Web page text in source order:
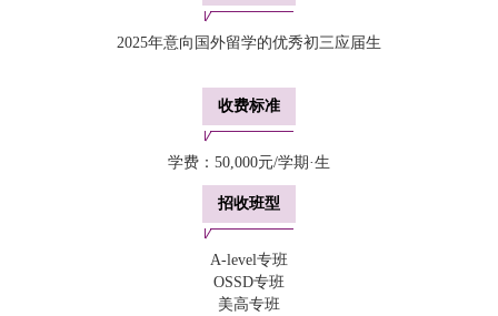
2025年意向国外留学的优秀初三应届生
收费标准
学费：50,000元/学期·生
招收班型
A-level专班
OSSD专班
美高专班